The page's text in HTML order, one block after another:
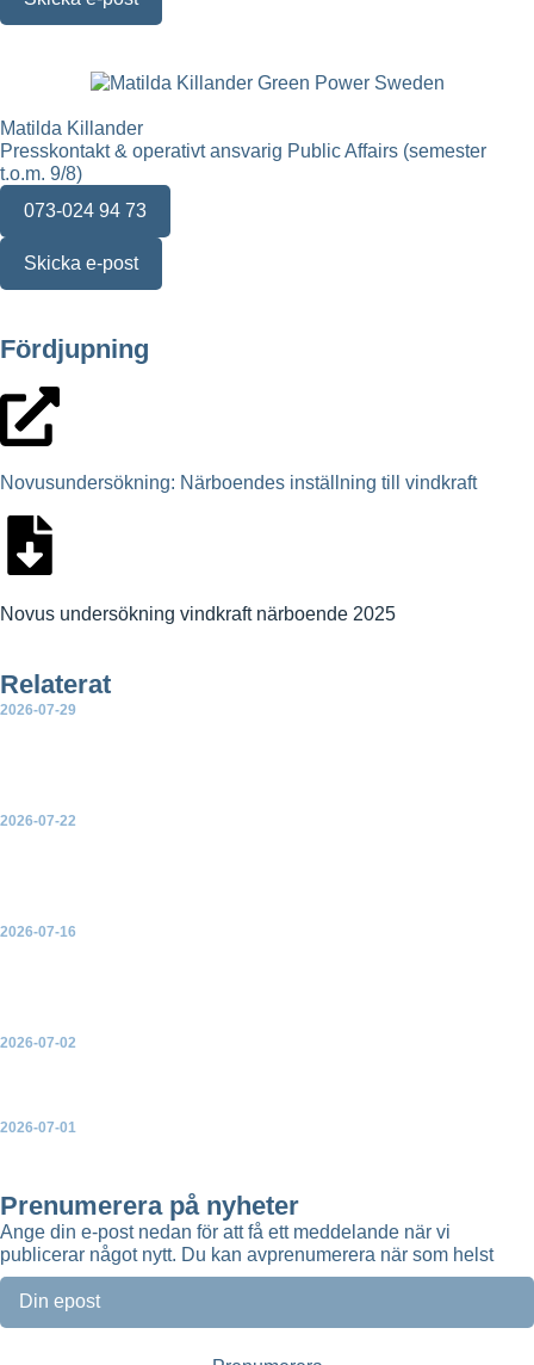
Matilda Killander
Presskontakt & operativt ansvarig Public Affairs (semester
t.o.m. 9/8)
073-024 94 73
Skicka e-post
Fördjupning
Novusundersökning: Närboendes inställning till vindkraft
Novus undersökning vindkraft närboende 2025
Relaterat
2026-07-29
2026-07-22
2026-07-16
2026-07-02
2026-07-01
Prenumerera på nyheter
Ange din e-post nedan för att få ett meddelande när vi
publicerar något nytt. Du kan avprenumerera när som helst